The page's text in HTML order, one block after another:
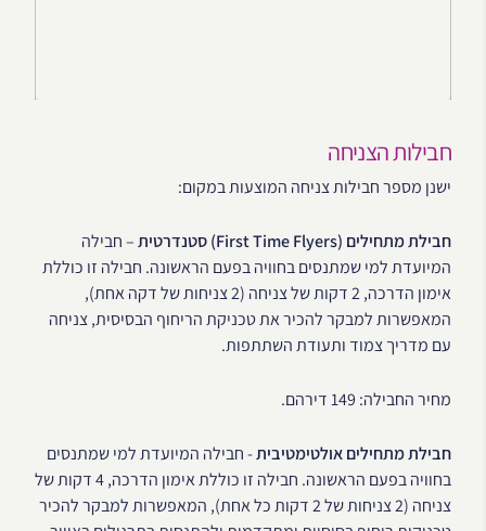
חבילות הצניחה
ישנן מספר חבילות צניחה המוצעות במקום:
חבילת מתחילים (First Time Flyers) סטנדרטית
– חבילה
המיועדת למי שמתנסים בחוויה בפעם הראשונה. חבילה זו כוללת
אימון הדרכה, 2 דקות של צניחה (2 צניחות של דקה אחת),
המאפשרות למבקר להכיר את טכניקת הריחוף הבסיסית, צניחה
עם מדריך צמוד ותעודת השתתפות.
מחיר החבילה: 149 דירהם.
חבילת מתחילים אולטימטיבית- חבילה המיועדת למי שמתנסים
בחוויה בפעם הראשונה. חבילה זו כוללת אימון הדרכה, 4 דקות של
צניחה (2 צניחות של 2 דקות כל אחת), המאפשרות למבקר להכיר